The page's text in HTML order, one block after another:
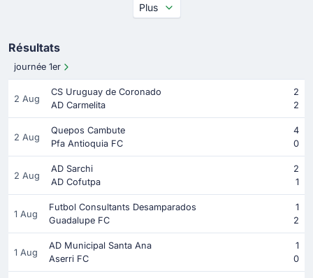
Plus
Résultats
journée 1er
2 Aug
CS Uruguay de Coronado
2
AD Carmelita
2
2 Aug
Quepos Cambute
4
Pfa Antioquia FC
0
2 Aug
AD Sarchi
2
AD Cofutpa
1
1 Aug
Futbol Consultants Desamparados
1
Guadalupe FC
2
1 Aug
AD Municipal Santa Ana
1
Aserri FC
0